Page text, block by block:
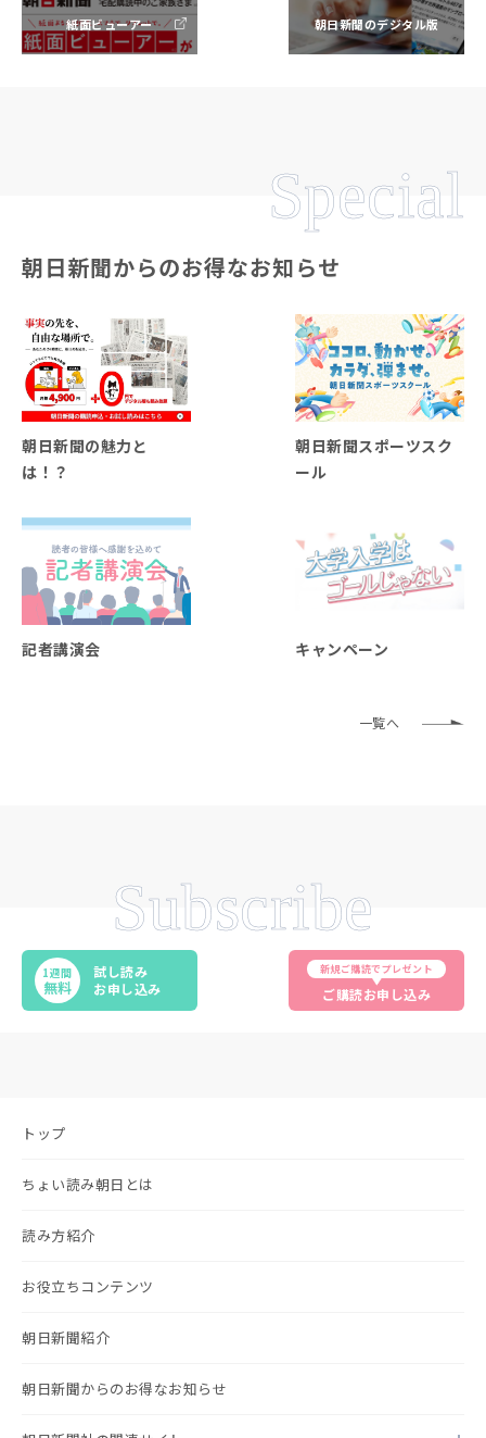
紙面ビューアー 朝日新聞のデジタル版
Special
朝日新聞からのお得なお知らせ
朝日新聞の魅力と
は！？
朝日新聞スポーツスク
ール
記者講演会 キャンペーン
一覧へ
Subscribe
1週間
無料
試し読み
お申し込み
新規ご購読でプレゼント
ご購読お申し込み
トップ
ちょい読み朝日とは
読み方紹介
お役立ちコンテンツ
朝日新聞紹介
朝日新聞からのお得なお知らせ